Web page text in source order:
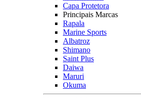
Capa Protetora
Principais Marcas
Rapala
Marine Sports
Albatroz
Shimano
Saint Plus
Daiwa
Maruri
Okuma